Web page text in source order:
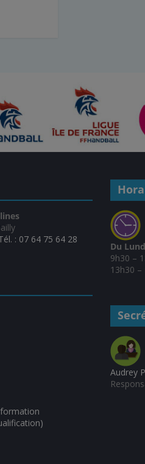
: 07 64 75 64 28
Du
9h30 –
13h30 –
Audrey